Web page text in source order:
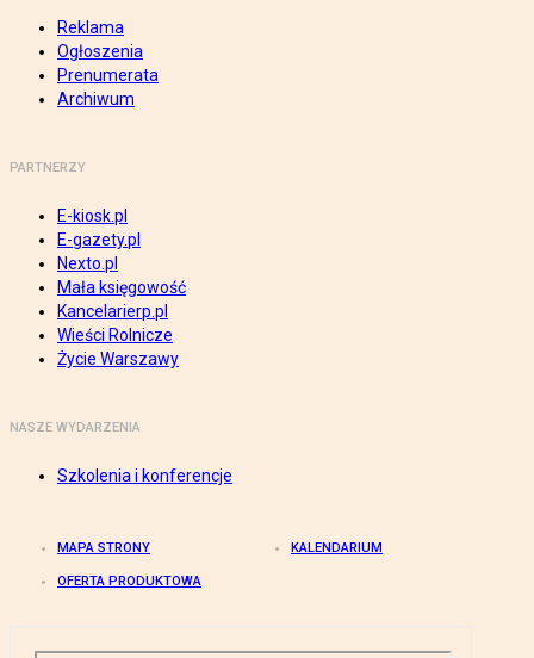
Reklama
Ogłoszenia
Prenumerata
Archiwum
PARTNERZY
E-kiosk.pl
E-gazety.pl
Nexto.pl
Mała księgowość
Kancelarierp.pl
Wieści Rolnicze
Życie Warszawy
NASZE WYDARZENIA
Szkolenia i konferencje
MAPA STRONY KALENDARIUM
OFERTA PRODUKTOWA